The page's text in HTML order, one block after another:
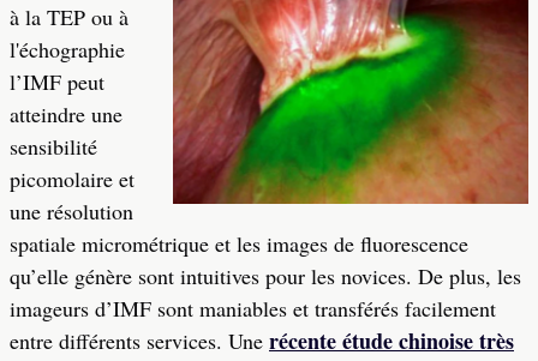
à la TEP ou à
l'échographie
l’IMF peut
atteindre une
sensibilité
picomolaire et
une résolution
spatiale micrométrique et les images de fluorescence
qu’elle génère sont intuitives pour les novices. De plus, les
imageurs d’IMF sont maniables et transférés facilement
entre différents services. Une récente étude chinoise très